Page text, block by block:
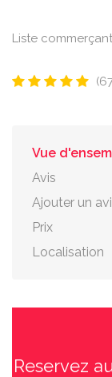
Liste
Vue
Avis
Ajouter un
Prix
Localisation
Reservez